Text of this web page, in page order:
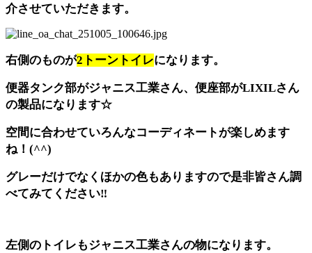
介させていただきます。
右側のものが2トーントイレになります。
便器タンク部がジャニス工業さん、便座部がLIXILさん
の製品になります☆
空間に合わせていろんなコーディネートが楽しめます
ね！(^^)
グレーだけでなくほかの色もありますので是非皆さん調
べてみてください‼
左側のトイレもジャニス工業さんの物になります。